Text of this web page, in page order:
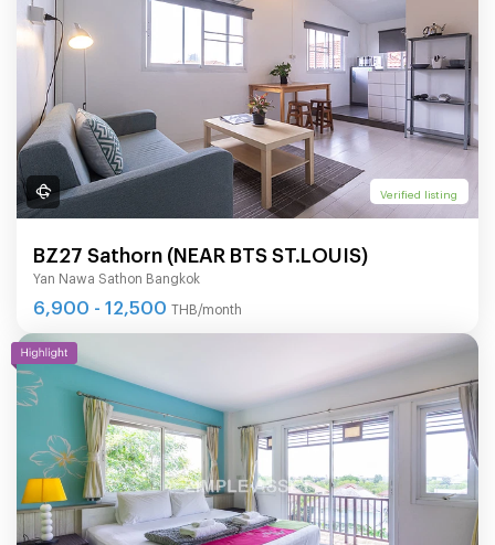
Verified listing
BZ27 Sathorn (NEAR BTS ST.LOUIS)
Yan Nawa Sathon Bangkok
6,900 - 12,500 THB/month